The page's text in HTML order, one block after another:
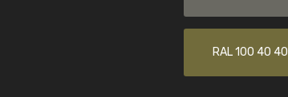
RAL 100 40 40